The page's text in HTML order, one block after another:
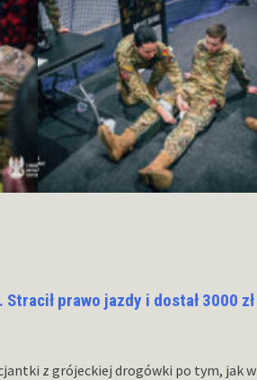
prawo jazdy i dostał 3000 zł
z grójeckiej drogówki po tym, jak w